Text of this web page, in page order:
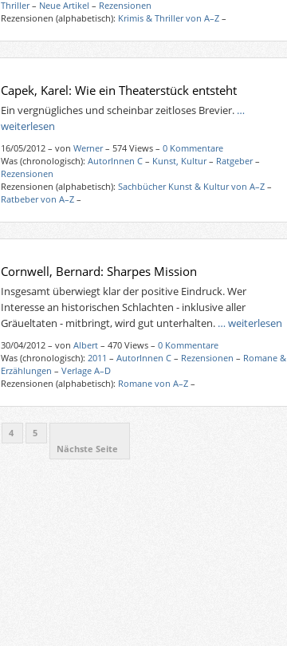
Thriller– Neue Artikel – Rezensionen
Rezensionen (alphabetisch): Krimis & Thriller von A–Z –
Capek, Karel: Wie ein Theaterstück entsteht
Ein vergnügliches und scheinbar zeitloses Brevier. …
weiterlesen
16/05/2012 –vonWerner– 574 Views –0 Kommentare
Was (chronologisch):AutorInnen C – Kunst, Kultur– Ratgeber–
Rezensionen
Rezensionen (alphabetisch):Sachbücher Kunst & Kultur von A–Z –
Ratbeber von A–Z –
Cornwell, Bernard: Sharpes Mission
Insgesamt überwiegt klar der positive Eindruck. Wer
Interesse an historischen Schlachten - inklusive aller
Gräueltaten - mitbringt, wird gut unterhalten. … weiterlesen
30/04/2012 –vonAlbert – 470 Views –0 Kommentare
Was (chronologisch):2011 –AutorInnen C – Rezensionen – Romane &
Erzählungen –Verlage A–D
Rezensionen (alphabetisch): Romane von A–Z –
4
5
Nächste Seite